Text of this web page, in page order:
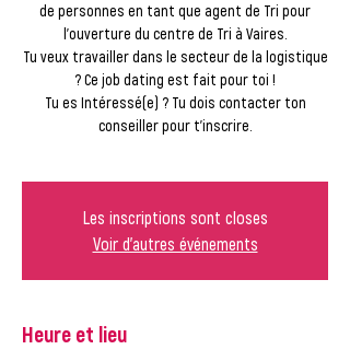
de personnes en tant que agent de Tri pour
l'ouverture du centre de Tri à Vaires.
Tu veux travailler dans le secteur de la logistique
? Ce job dating est fait pour toi !
Tu es Intéressé(e) ? Tu dois contacter ton
conseiller pour t'inscrire.
Les inscriptions sont closes
Voir d'autres événements
Heure et lieu